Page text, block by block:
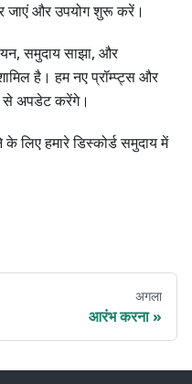
जाएं और उपयोग शुरू करें।
समुदाय साझा, और
है। हम नए प्रॉम्प्ट्स और
से अपडेट करेंगे।
लिए हमारे डिस्कोर्ड समुदाय में
अगला
आरंभ करना